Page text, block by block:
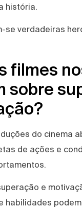
história.
se verdadeiras
filmes
sobre
do cinema
de ações e
e
habilidades